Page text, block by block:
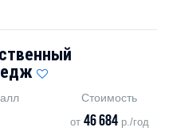
Стоимость
от 46 684р./год